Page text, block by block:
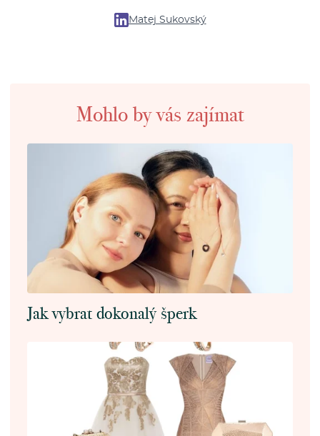
Matej Sukovský
Mohlo by vás zajímat
Jak vybrat dokonalý šperk